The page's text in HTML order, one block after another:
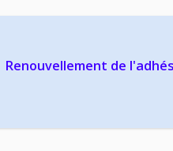
Renouvellement de